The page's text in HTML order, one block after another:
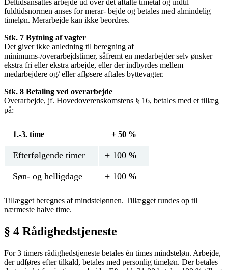
Deltidsansattes arbejde ud over det aftalte timetal og indtil
fuldtidsnormen anses for merar- bejde og betales med almindelig
timeløn. Merarbejde kan ikke beordres.
Stk. 7 Bytning af vagter
Det giver ikke anledning til beregning af
minimums-/overarbejdstimer, såfremt en medarbejder selv ønsker
ekstra fri eller ekstra arbejde, eller der indbyrdes mellem
medarbejdere og/ eller afløsere aftales byttevagter.
Stk. 8 Betaling ved overarbejde
Overarbejde, jf. Hovedoverenskomstens § 16, betales med et tillæg
på:
1.-3. time + 50 %
Efterfølgende timer + 100 %
Søn- og helligdage + 100 %
Tillægget beregnes af mindstelønnen. Tillægget rundes op til
nærmeste halve time.
§ 4 Rådighedstjeneste
For 3 timers rådighedstjeneste betales én times mindsteløn. Arbejde,
der udføres efter tilkald, betales med personlig timeløn. Der betales